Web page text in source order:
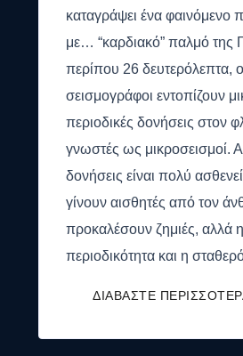
καταγράψει ένα φαινόμενο
με… “καρδιακό” παλμό της
περίπου 26 δευτερόλεπτα,
σεισμογράφοι εντοπίζουν
περιοδικές δονήσεις στον
γνωστές ως μικροσεισμοί.
δονήσεις είναι πολύ
γίνουν αισθητές από τον
προκαλέσουν ζημιές, αλλά η
περιοδικότητα και η